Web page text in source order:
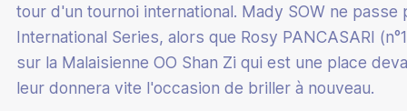
100% Bad
Stop aux violences
Bénévole
tour d'un tournoi international. Mady SOW ne
International Series, alors que Rosy PANCASARI
sur la Malaisienne OO Shan Zi qui est une place
leur donnera vite l'occasion de briller à nouveau.